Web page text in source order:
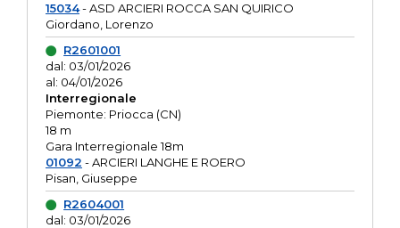
15034- ASD ARCIERI ROCCA SAN QUIRICO
Giordano, Lorenzo
R2601001
dal: 03/01/2026
al: 04/01/2026
Interregionale
Piemonte: Priocca (CN)
18 m
Gara Interregionale 18m
01092 - ARCIERI LANGHE E ROERO
Pisan, Giuseppe
R2604001
dal: 03/01/2026